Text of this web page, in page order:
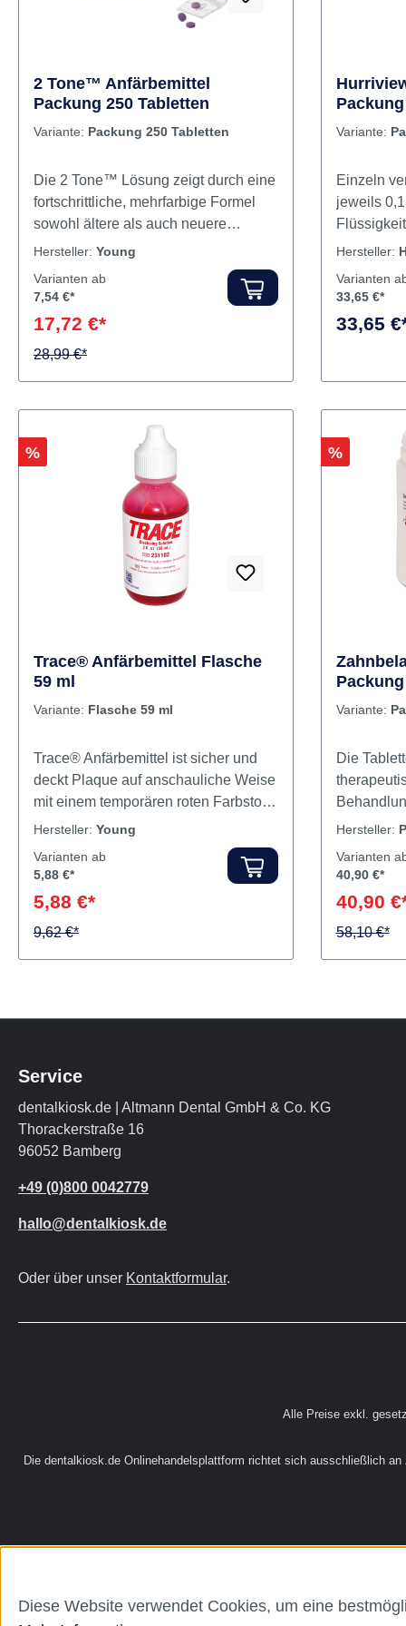
2 Tone™ Anfärbemittel
Packung 250 Tabletten
Variante: Packung 250 Tabletten
Die 2 Tone™ Lösung zeigt durch eine
fortschrittliche, mehrfarbige Formel
sowohl ältere als auch neuere
Plaque-Stellen an 2Tone™ färbt
neuere Plaque rot und ältere Plaque
blau ein und zeigt den Patienten so
die Bereiche, die beim Putzen immer
wieder übersehen werden Erhältlich
in Tablettenform oder in Flaschen mit
Hersteller: Young
Varianten ab
7,54 €*
17,72 €*
28,99 €*
Variante:
Einzeln
jeweils
Flüssigkeit gefüllt
sicher und
Hersteller:
Varianten
33,65 €*
33,65
Rabatt
%
Trace® Anfärbemittel Flasche
59 ml
Variante: Flasche 59 ml
Trace® Anfärbemittel ist sicher und
deckt Plaque auf anschauliche Weise
mit einem temporären roten Farbstoff
auf, der einfach abzuwaschen ist.
Erhältlich in Tablettenform oder in
Flaschen mit 2 oz (59 ml) Inhalt. Inhalt
Hersteller: Young
Varianten ab
5,88 €*
5,88 €*
9,62 €*
Rabatt
%
Variante:
Die
Plaque zu
Tabletten
Hersteller:
Varianten
40,90 €*
40,90
58,10 €*
Service
dentalkiosk.de | Altmann Dental GmbH & Co. KG
Thorackerstraße 16
96052 Bamberg
+49 (0)800 0042779
hallo@dentalkiosk.de
Oder über unser Kontaktformular.
Alle Preise exkl.
Die dentalkiosk.de Onlinehandelsplattform richtet sich ausschließlich
Diese Website verwendet Cookies, um eine